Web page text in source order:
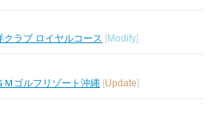
クラブ ロイヤルコース [Modify]
Ｍゴルフリゾート沖縄 [Update]